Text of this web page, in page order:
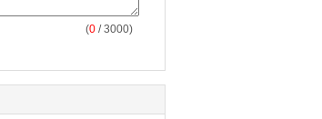
(0 / 3000)